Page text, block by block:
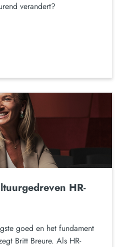
verandert?
HR-
goed en het fundament
Britt Breure. Als HR-